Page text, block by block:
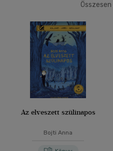
Antikvár(13961)
E-könyv(1060)
Akció
Csak akciós(383)
Előrendelhető
Összesen
Az elveszett szülinapos
Bojti Anna